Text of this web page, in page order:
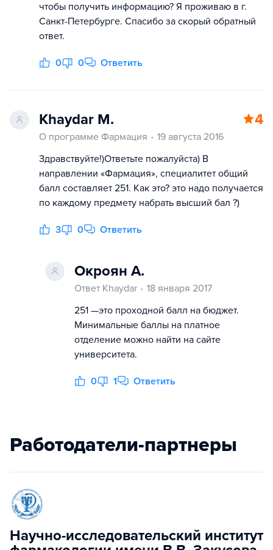
чтобы получить информацию? Я проживаю в г.
Санкт-Петербурге. Спасибо за скорый обратный
ответ.
0 0 Ответить
Khaydar M. 4
О программе Фармация
19 августа 2016
Здравствуйте!)Ответьте пожалуйста) В
направлении «Фармация», специалитет общий
балл составляет 251. Как это? это надо получается
по каждому предмету набрать высший бал ?)
3 0 Ответить
Окроян А.
Ответ Khaydar
18 января 2017
251 —это проходной балл на бюджет.
Минимальные баллы на платное
отделение можно найти на сайте
университета.
0 1 Ответить
Работодатели-партнеры
Научно-исследовательский институт